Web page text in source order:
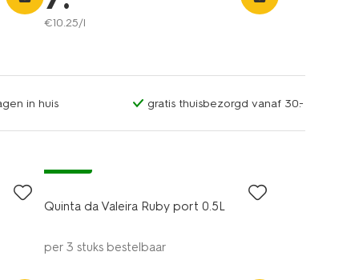
€10.25/l
in huis gratis thuisbezorgd vanaf 30.-
Quinta da Valeira Ruby port 0.5L
per 3 stuks bestelbaar